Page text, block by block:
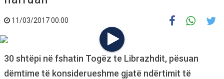
11/03/2017 00:00
30 shtëpi në fshatin Togëz te Librazhdit, pësuan
dëmtime të konsiderueshme gjatë ndërtimit të